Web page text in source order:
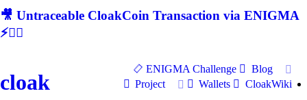
🎥 Untraceable CloakCoin Transaction via ENIGMA
⚡🕵‍♂
cloak
ENIGMA Challenge
Blog
Project
Wallets CloakWiki